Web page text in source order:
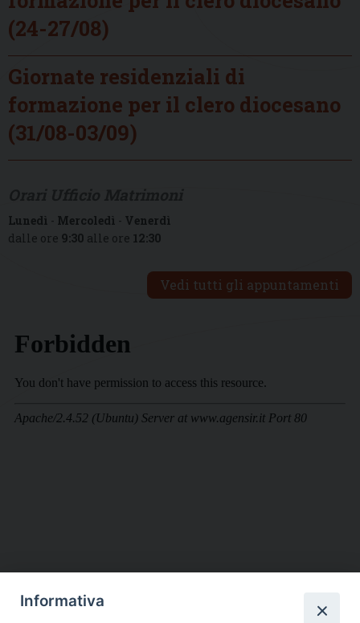
(24-27/08)
Giornate residenziali di
formazione per il clero diocesano
(31/08-03/09)
Lunedì - Mercoledì - Venerdì
dalle ore 9:30 alle ore 12:30
Vedi tutti gli appuntamenti
DIOCESI SUBURBICARIA DI ALBANO
Informativa